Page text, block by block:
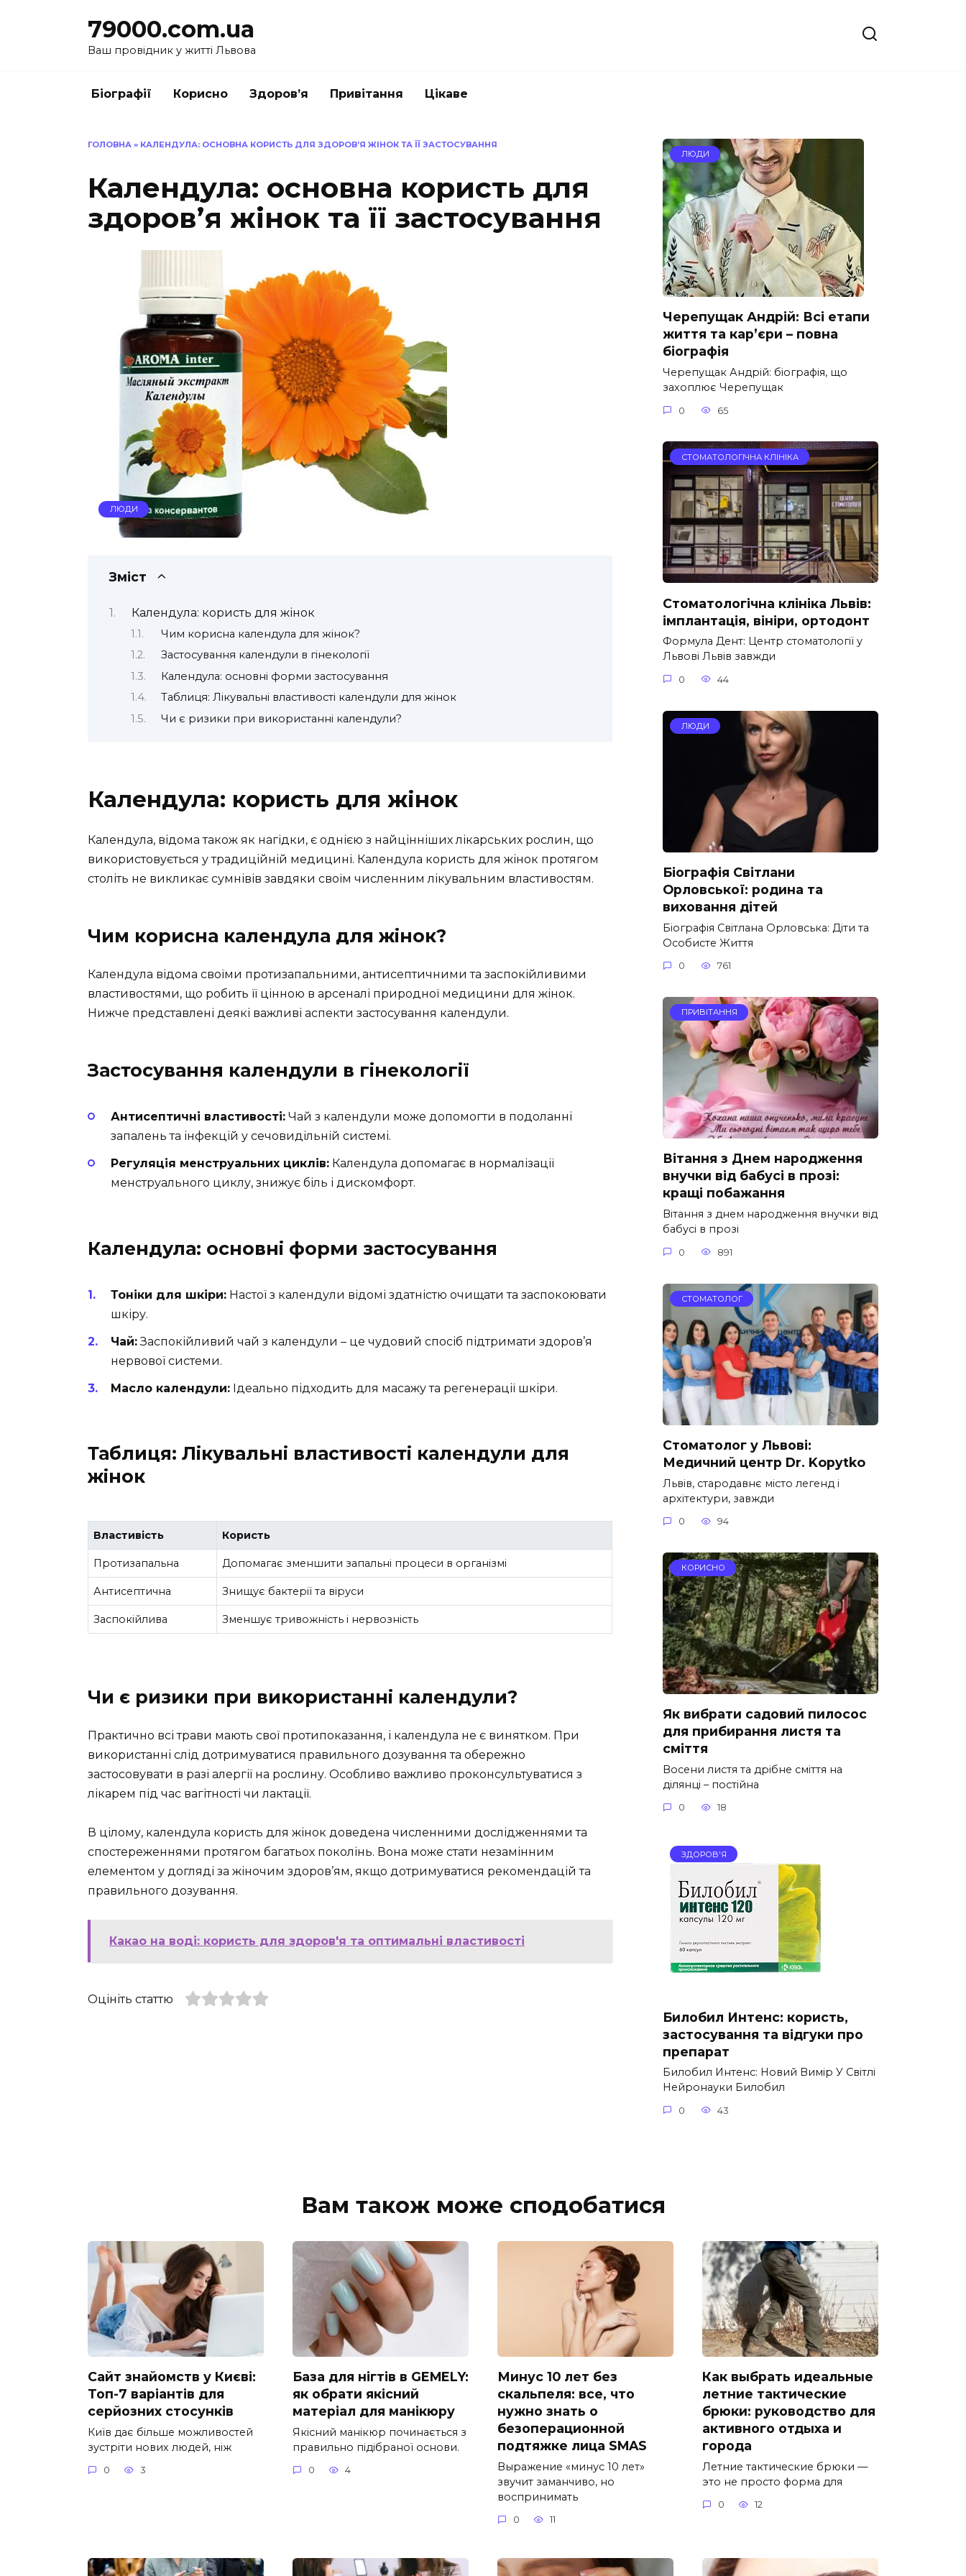
79000.com.ua
Ваш провідник у житті Львова
Біографії Корисно Здоров’я Привітання Цікаве
ГОЛОВНА » КАЛЕНДУЛА: ОСНОВНА КОРИСТЬ ДЛЯ ЗДОРОВ’Я ЖІНОК ТА ЇЇ ЗАСТОСУВАННЯ
Календула: основна користь для
здоров’я жінок та її застосування
ЛЮДИ
Зміст
Календула: користь для жінок
Чим корисна календула для жінок?
Застосування календули в гінекології
Календула: основні форми застосування
Таблиця: Лікувальні властивості календули для жінок
Чи є ризики при використанні календули?
Календула: користь для жінок
Календула, відома також як нагідки, є однією з найцінніших лікарських рослин, що
використовується у традиційній медицині. Календула користь для жінок протягом
століть не викликає сумнівів завдяки своїм численним лікувальним властивостям.
Чим корисна календула для жінок?
Календула відома своїми протизапальними, антисептичними та заспокійливими
властивостями, що робить її цінною в арсеналі природної медицини для жінок.
Нижче представлені деякі важливі аспекти застосування календули.
Застосування календули в гінекології
Антисептичні властивості: Чай з календули може допомогти в подоланні
запалень та інфекцій у сечовидільній системі.
Регуляція менструальних циклів: Календула допомагає в нормалізації
менструального циклу, знижує біль і дискомфорт.
Календула: основні форми застосування
Тоніки для шкіри: Настої з календули відомі здатністю очищати та заспокоювати
шкіру.
Чай:Заспокійливий чай з календули – це чудовий спосіб підтримати здоров’я
нервової системи.
Масло календули: Ідеально підходить для масажу та регенерації шкіри.
Таблиця: Лікувальні властивості календули для
жінок
Властивість Користь
Протизапальна Допомагає зменшити запальні процеси в організмі
Антисептична Знищує бактерії та віруси
Заспокійлива Зменшує тривожність і нервозність
Чи є ризики при використанні календули?
Практично всі трави мають свої протипоказання, і календула не є винятком. При
використанні слід дотримуватися правильного дозування та обережно
застосовувати в разі алергії на рослину. Особливо важливо проконсультуватися з
лікарем під час вагітності чи лактації.
В цілому, календула користь для жінок доведена численними дослідженнями та
спостереженнями протягом багатьох поколінь. Вона може стати незамінним
елементом у догляді за жіночим здоров’ям, якщо дотримуватися рекомендацій та
правильного дозування.
Какао на воді: користь для здоров'я та оптимальні властивості
Оцініть статтю
ЛЮДИ
Черепущак Андрій: Всі етапи
життя та кар’єри – повна
біографія
Черепущак Андрій: біографія, що
захоплює Черепущак
0 65
СТОМАТОЛОГІЧНА КЛІНІКА
Стоматологічна клініка Львів:
імплантація, вініри, ортодонт
Формула Дент: Центр стоматології у
Львові Львів завжди
0 44
ЛЮДИ
Біографія Світлани
Орловської: родина та
виховання дітей
Біографія Світлана Орловська: Діти та
Особисте Життя
0 761
ПРИВІТАННЯ
Вітання з Днем народження
внучки від бабусі в прозі:
кращі побажання
Вітання з днем народження внучки від
бабусі в прозі
0 891
СТОМАТОЛОГ
Стоматолог у Львові:
Медичний центр Dr. Kopytko
Львів, стародавнє місто легенд і
архітектури, завжди
0 94
КОРИСНО
Як вибрати садовий пилосос
для прибирання листя та
сміття
Восени листя та дрібне сміття на
ділянці – постійна
0 18
ЗДОРОВ'Я
Билобил Интенс: користь,
застосування та відгуки про
препарат
Билобил Интенс: Новий Вимір У Світлі
Нейронауки Билобил
0 43
Вам також може сподобатися
Сайт знайомств у Києві:
Топ-7 варіантів для
серйозних стосунків
Київ дає більше можливостей
зустріти нових людей, ніж
0 3
База для нігтів в GEMELY:
як обрати якісний
матеріал для манікюру
Якісний манікюр починається з
правильно підібраної основи.
0 4
Минус 10 лет без
скальпеля: все, что
нужно знать о
безоперационной
подтяжке лица SMAS
Выражение «минус 10 лет»
звучит заманчиво, но
воспринимать
0 11
Как выбрать идеальные
летние тактические
брюки: руководство для
активного отдыха и
города
Летние тактические брюки —
это не просто форма для
0 12